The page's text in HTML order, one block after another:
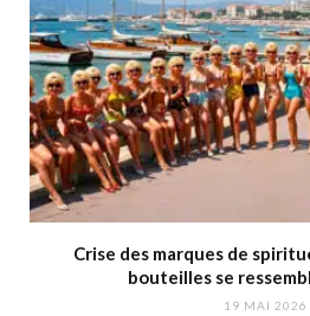
Crise des marques de
bouteilles se
19 MAI 2026